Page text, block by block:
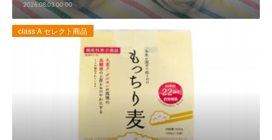
2026.08.03 00:00
class A セレクト商品